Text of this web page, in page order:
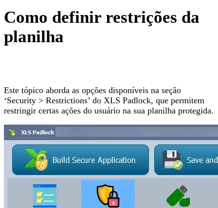
Como definir restrições da
planilha
Este tópico aborda as opções disponíveis na seção
‘Security > Restrictions’ do XLS Padlock, que permitem
restringir certas ações do usuário na sua planilha protegida.